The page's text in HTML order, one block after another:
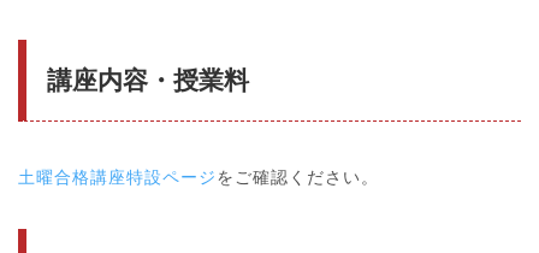
講座内容・授業料
土曜合格講座特設ページをご確認ください。